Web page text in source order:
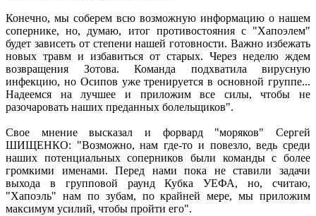
Конечно, мы соберем всю возможную информацию о нашем
сопернике, но, думаю, итог противостояния с "Хапоэлем"
будет зависеть от степени нашей готовности. Важно избежать
новых травм и избавиться от старых. Через неделю ждем
возвращения Зотова. Команда подхватила вирусную
инфекцию, но Осипов уже тренируется в основной группе...
Надеемся на лучшее и приложим все силы, чтобы не
разочаровать наших преданных болельщиков".
Свое мнение высказал и форвард "моряков" Сергей
ШИЩЕНКО: "Возможно, нам где-то и повезло, ведь среди
наших потенциальных соперников были команды с более
громкими именами. Перед нами пока не ставили задачи
выхода в групповой раунд Кубка УЕФА, но, считаю,
"Хапоэль" нам по зубам, по крайней мере, мы приложим
максимум усилий, чтобы пройти его".